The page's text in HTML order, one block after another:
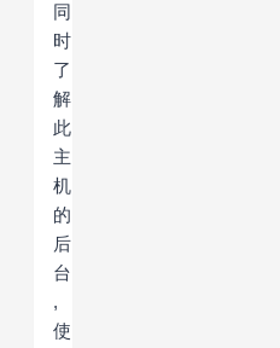
同
时
了
解
此
主
机
的
后
台
,
使